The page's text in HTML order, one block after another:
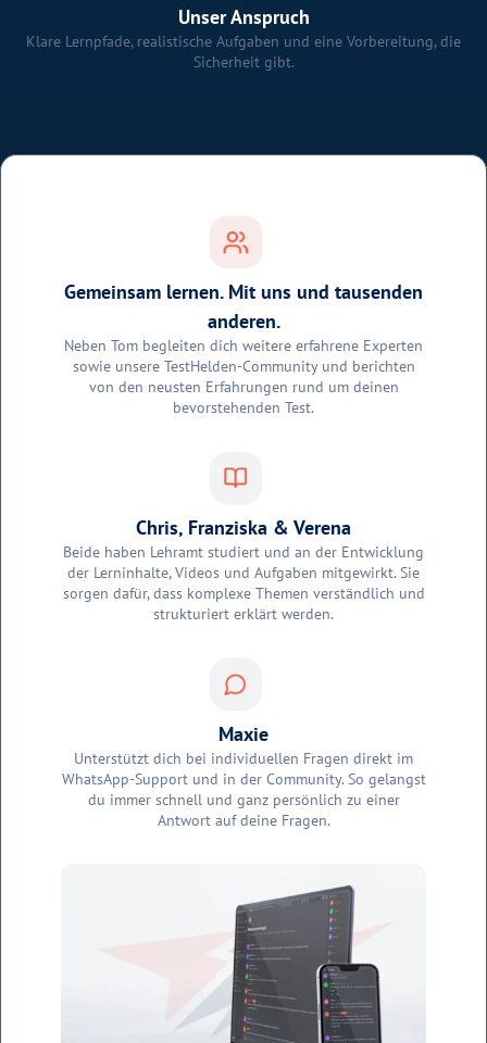
Unser Anspruch
Klare Lernpfade, realistische Aufgaben und eine Vorbereitung, die
Sicherheit gibt.
Gemeinsam lernen. Mit uns und tausenden
anderen.
Neben Tom begleiten dich weitere erfahrene Experten
sowie unsere TestHelden-Community und berichten
von den neusten Erfahrungen rund um deinen
bevorstehenden Test.
Chris, Franziska & Verena
Beide haben Lehramt studiert und an der Entwicklung
der Lerninhalte, Videos und Aufgaben mitgewirkt. Sie
sorgen dafür, dass komplexe Themen verständlich und
strukturiert erklärt werden.
Maxie
Unterstützt dich bei individuellen Fragen direkt im
WhatsApp-Support und in der Community. So gelangst
du immer schnell und ganz persönlich zu einer
Antwort auf deine Fragen.